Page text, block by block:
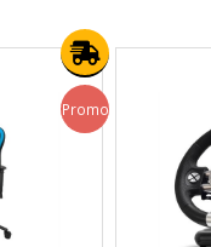
Promo